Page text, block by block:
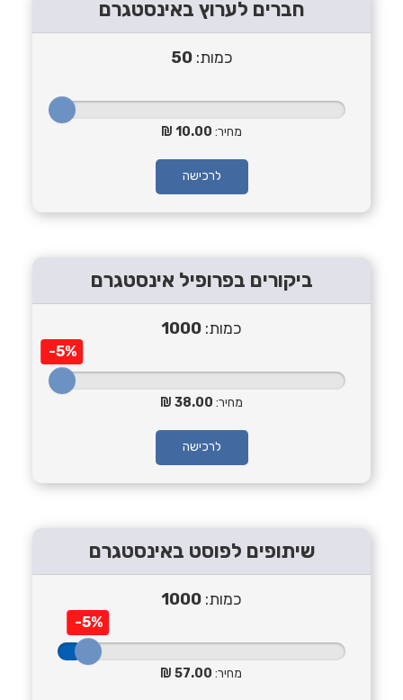
חברים לערוץ באינסטגרם
כמות:50
מחיר: 10.00
לרכישה
ביקורים בפרופיל אינסטגרם
כמות: 1000
-5%
מחיר: 38.00
לרכישה
שיתופים לפוסט באינסטגרם
כמות: 1000
-5%
מחיר: 57.00